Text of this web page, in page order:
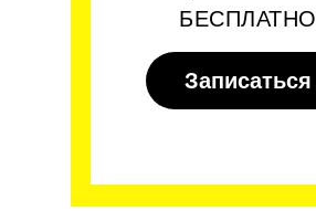
БЕСПЛАТНО
Записаться